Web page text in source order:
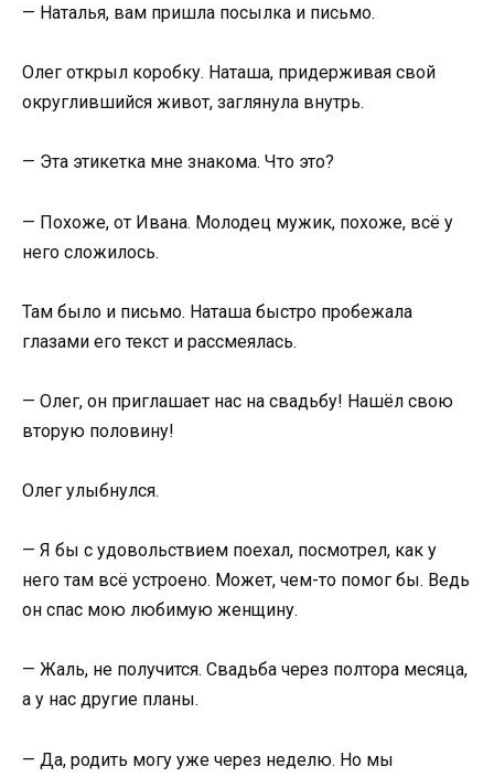
— Наталья, вам пришла посылка и письмо.
Олег открыл коробку. Наташа, придерживая свой
округлившийся живот, заглянула внутрь.
— Эта этикетка мне знакома. Что это?
— Похоже, от Ивана. Молодец мужик, похоже, всё у
него сложилось.
Там было и письмо. Наташа быстро пробежала
глазами его текст и рассмеялась.
— Олег, он приглашает нас на свадьбу! Нашёл свою
вторую половину!
Олег улыбнулся.
— Я бы с удовольствием поехал, посмотрел, как у
него там всё устроено. Может, чем-то помог бы. Ведь
он спас мою любимую женщину.
— Жаль, не получится. Свадьба через полтора месяца,
а у нас другие планы.
— Да, родить могу уже через неделю. Но мы